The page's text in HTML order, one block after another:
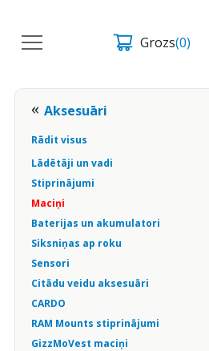
Grozs(0)
Aksesuāri
Rādit visus
Lādētāji un vadi
Stiprinājumi
Maciņi
Baterijas un akumulatori
Siksniņas ap roku
Sensori
Citādu veidu aksesuāri
CARDO
RAM Mounts stiprinājumi
GizzMoVest maciņi